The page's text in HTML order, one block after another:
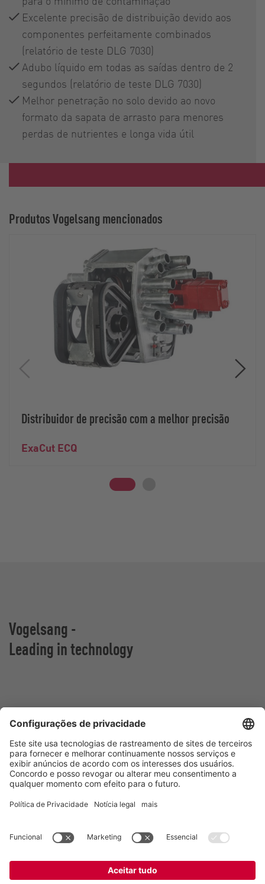
Excelente precisão de distribuição devido aos
componentes perfeitamente combinados
(relatório de teste DLG 7030)
Adubo líquido em todas as saídas dentro de 2
segundos (relatório de teste DLG 7030)
Melhor penetração no solo devido ao novo
formato da sapata de arrasto para menores
perdas de nutrientes e longa vida útil
Produtos Vogelsang mencionados
Distribuidor de precisão com a melhor precisão
ExaCut ECQ
Vogelsang -
Leading in technology
Av. Theodomiro Porto da Fonseca, 3397
São Leopoldo/RS, 93022-715
Brasil
contato@vogelsang.com.br